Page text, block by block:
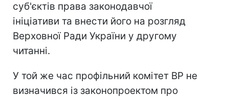
суб'єктів права законодавчої
ініціативи та внести його на розгляд
Верховної Ради України у другому
читанні.
У той же час профільний комітет ВР не
визначився із законопроектом про